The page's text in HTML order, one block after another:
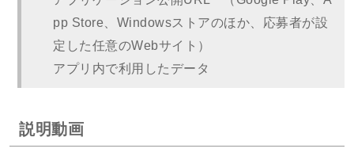
pp Store、Windowsストアのほか、応募者が設
定した任意のWebサイト）
アプリ内で利用したデータ
説明動画